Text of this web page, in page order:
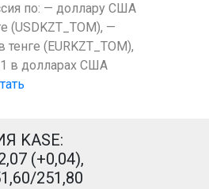
по: — доллару США
(USDKZT_TOM), —
(EURKZT_TOM),
в долларах США
KASE:
(+0,04),
251,80